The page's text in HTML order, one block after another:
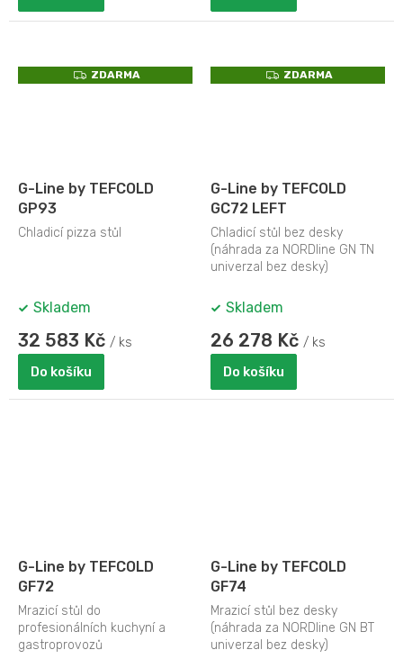
Z
D
ZDARMA
G-Line by TEFCOLD
GP93
Chladicí pizza stůl
Skladem
32 583 Kč / ks
Do košíku
Z
D
ZDARMA
G-Line by TEFCOLD
GC72 LEFT
Chladicí stůl bez desky
(náhrada za NORDline GN TN
univerzal bez desky)
Skladem
26 278 Kč / ks
Do košíku
G-Line by TEFCOLD
GF72
Mrazicí stůl do
profesionálních kuchyní a
gastroprovozů
G-Line by TEFCOLD
GF74
Mrazicí stůl bez desky
(náhrada za NORDline GN BT
univerzal bez desky)